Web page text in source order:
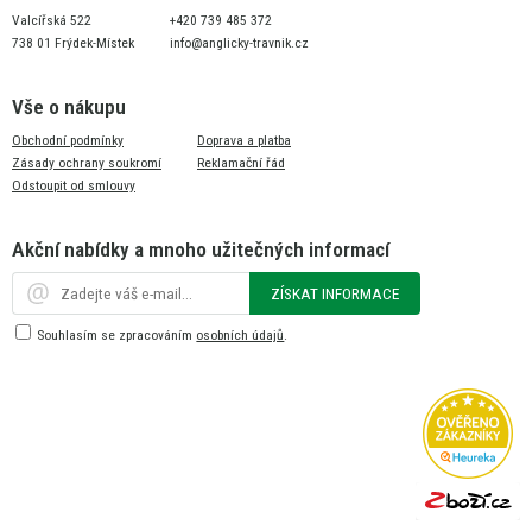
Valcířská 522
738 01 Frýdek-Místek
+420 739 485 372
info@anglicky-travnik.cz
Vše o nákupu
Obchodní podmínky
Zásady ochrany soukromí
Odstoupit od smlouvy
Doprava a platba
Reklamační řád
Akční nabídky a mnoho užitečných informací
ZÍSKAT INFORMACE
Souhlasím se zpracováním osobních údajů